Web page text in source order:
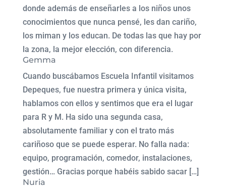
donde además de enseñarles a los niños unos
conocimientos que nunca pensé, les dan cariño,
los miman y los educan. De todas las que hay por
la zona, la mejor elección, con diferencia.
Gemma
Cuando buscábamos Escuela Infantil visitamos
Depeques, fue nuestra primera y única visita,
hablamos con ellos y sentimos que era el lugar
para R y M. Ha sido una segunda casa,
absolutamente familiar y con el trato más
cariñoso que se puede esperar. No falla nada:
equipo, programación, comedor, instalaciones,
gestión… Gracias porque habéis sabido sacar […]
Nuria